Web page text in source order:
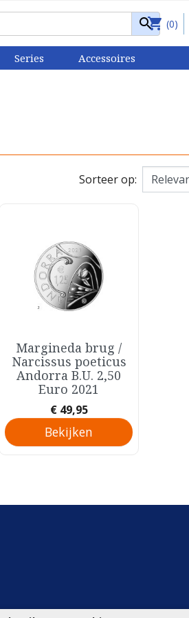
shopping_cart (0)
Series Accessoires
Sorteer op:
Snel bekijken
Margineda brug /
Narcissus poeticus
Andorra B.U. 2,50
Euro 2021
Prijs
€ 49,95
Bekijken